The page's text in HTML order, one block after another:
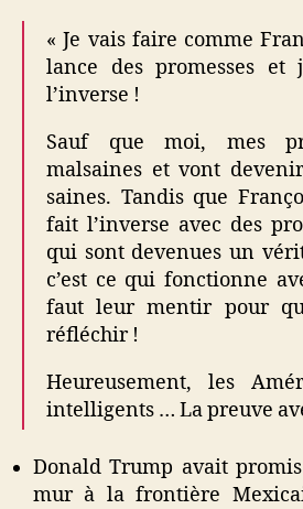
« Je vais faire comme
lance des promesses
l’inverse !
Sauf que moi, mes
malsaines et vont
saines. Tandis que
fait l’inverse avec des
qui sont devenues un
c’est ce qui fonctionne
faut leur mentir pour
réfléchir !
Heureusement, les
intelligents … La preuve
Donald Trump avait
mur à la frontière